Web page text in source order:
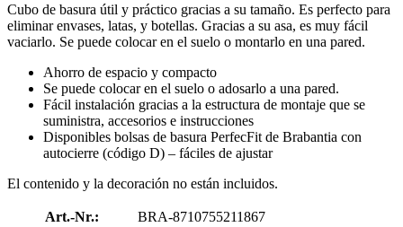
Cubo de basura útil y práctico gracias a su tamaño. Es perfecto para
eliminar envases, latas, y botellas. Gracias a su asa, es muy fácil
vaciarlo. Se puede colocar en el suelo o montarlo en una pared.
Ahorro de espacio y compacto
Se puede colocar en el suelo o adosarlo a una pared.
Fácil instalación gracias a la estructura de montaje que se
suministra, accesorios e instrucciones
Disponibles bolsas de basura PerfecFit de Brabantia con
autocierre (código D) – fáciles de ajustar
El contenido y la decoración no están incluidos.
Art.-Nr.:
BRA-8710755211867